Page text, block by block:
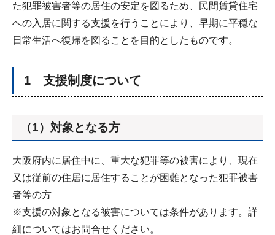
た犯罪被害者等の居住の安定を図るため、民間賃貸住宅
への入居に関する支援を行うことにより、早期に平穏な
日常生活へ復帰を図ることを目的としたものです。
1 支援制度について
（1）対象となる方
大阪府内に居住中に、重大な犯罪等の被害により、現在
又は従前の住居に居住することが困難となった犯罪被害
者等の方
※支援の対象となる被害については条件があります。詳
細についてはお問合せください。